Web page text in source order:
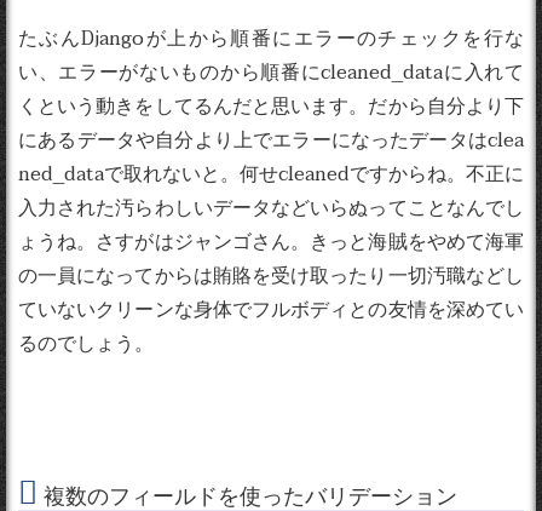
たぶんDjangoが上から順番にエラーのチェックを行な
い、エラーがないものから順番にcleaned_dataに入れて
くという動きをしてるんだと思います。だから自分より下
にあるデータや自分より上でエラーになったデータはclea
ned_dataで取れないと。何せcleanedですからね。不正に
入力された汚らわしいデータなどいらぬってことなんでし
ょうね。さすがはジャンゴさん。きっと海賊をやめて海軍
の一員になってからは賄賂を受け取ったり一切汚職などし
ていないクリーンな身体でフルボディとの友情を深めてい
るのでしょう。
複数のフィールドを使ったバリデーション